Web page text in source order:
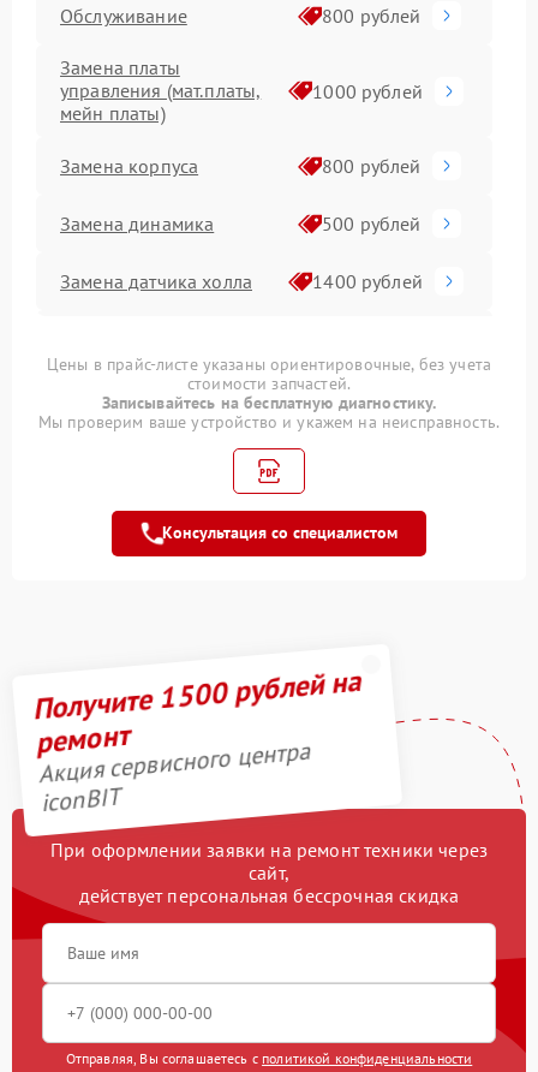
Обслуживание 800 рублей
Замена платы
управления (мат.платы,
мейн платы)
1000 рублей
Замена корпуса 800 рублей
Замена динамика 500 рублей
Замена датчика холла 1400 рублей
Замена транзисторов 1500 рублей
Замена аккумулятора
Прошивка 1200 рублей
Гидроизоляция 1200 рублей
Апгрейд
Выравнивание колеса
Выравнивание ступицы 1400 рублей
Цены в прайс-листе указаны ориентировочные, без учета
стоимости запчастей.
Записывайтесь на бесплатную диагностику.
Мы проверим ваше устройство и укажем на неисправность.
Консультация со специалистом
Получите 1500 рублей на
ремонт
Акция сервисного центра
iconBIT
При оформлении заявки на ремонт техники через
сайт,
действует персональная бессрочная скидка
Отправляя, Вы соглашаетесь с политикой конфиденциальности